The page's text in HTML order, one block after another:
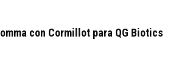
con Cormillot para QG Biotics